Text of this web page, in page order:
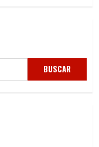
BUSCAR